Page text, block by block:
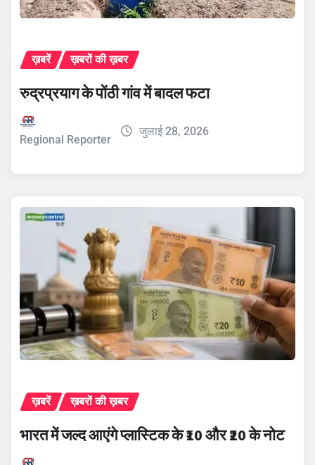
ख़बरें ख़बरों की ख़बर
रुद्रप्रयाग के पोंठी गांव में बादल फटा
Regional Reporter
जुलाई 28, 2026
ख़बरें ख़बरों की ख़बर
भारत में जल्द आएंगे प्लास्टिक के ₹10 और ₹20 के नोट